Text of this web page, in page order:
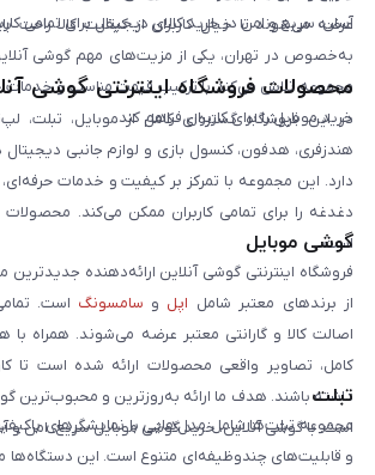
آسان، سریع و امن در خرید کالای دیجیتال برای تمامی
عرضه می‌شوند تا خیال کاربران از کیفیت کالا راحت
به‌خصوص در تهران، یکی از مزیت‌های مهم گوشی
مجموعه تلاش می‌کند با ترکیب قیمت مناسب و خدمات
خرید موبایل را برای کاربران فراهم کند.
محصولات فروشگاه اینترنتی گوشی
در این فروشگاه گستره‌ای کامل از موبایل، تبلت،
هندزفری، هدفون، کنسول بازی و لوازم جانبی دیجیتال
دارد. این مجموعه با تمرکز بر کیفیت و خدمات
دغدغه را برای تمامی کاربران ممکن می‌کند. محصولات ما
است:
گوشی موبایل
فروشگاه اینترنتی گوشی آنلاین ارائه‌دهنده
از برندهای معتبر شامل اپل و سامسونگ است.
اصالت کالا و گارانتی معتبر عرضه می‌شوند. همراه
کامل، تصاویر واقعی محصولات ارائه شده است تا
داشته باشند. هدف ما ارائه به‌روزترین و محبوب‌ترین
است. با گوشی آنلاین، خرید گوشی موبایل سریع، امن و
تبلت
مجموعه تبلت‌ها شامل مدل‌هایی با نمایشگرهای
و قابلیت‌های چندوظیفه‌ای متنوع است. این دستگاه‌ها